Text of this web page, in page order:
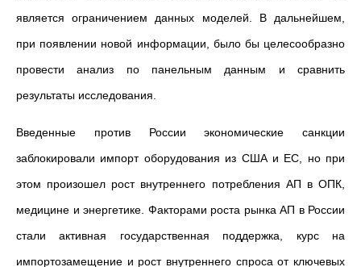
является ограничением данных моделей. В дальнейшем,
при появлении новой информации, было бы целесообразно
провести анализ по панельным данным и сравнить
результаты исследования.
Введенные против России экономические санкции
заблокировали импорт оборудования из США и ЕС, но при
этом произошел рост внутреннего потребления АП в ОПК,
медицине и энергетике. Факторами роста рынка АП в России
стали активная государственная поддержка, курс на
импортозамещение и рост внутреннего спроса от ключевых